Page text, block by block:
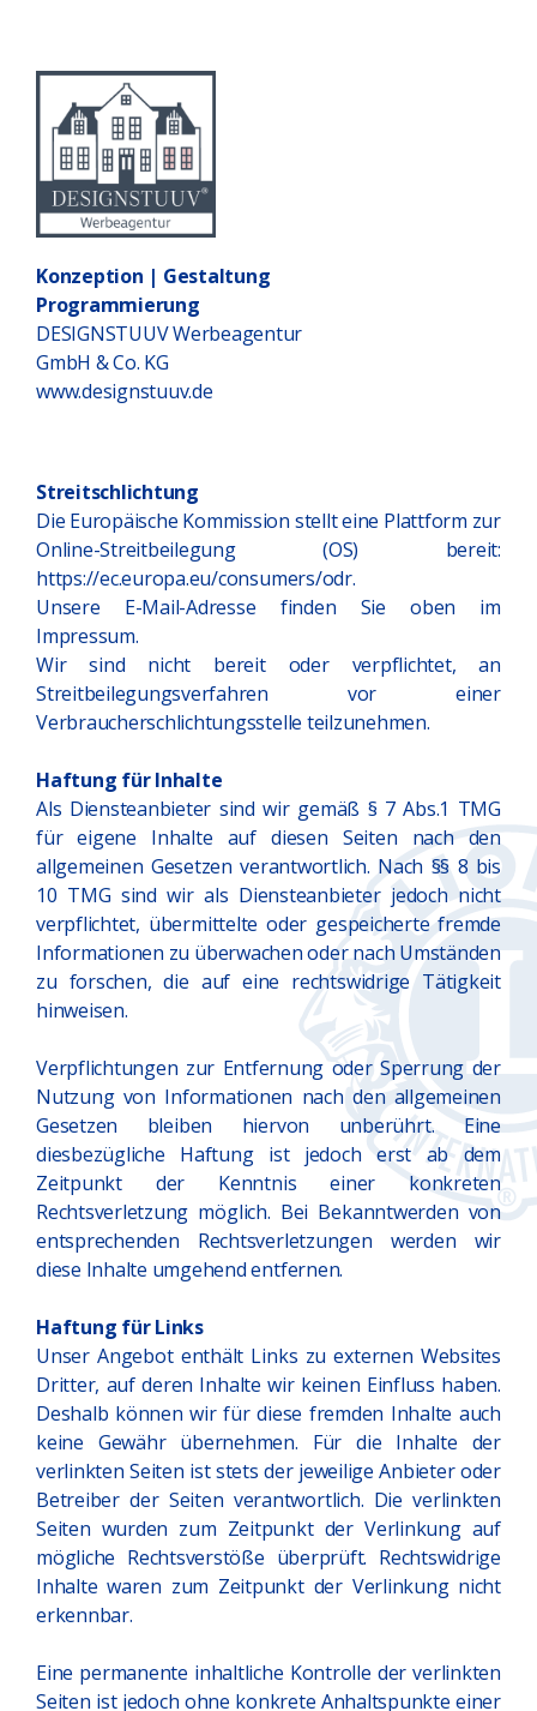
Konzeption | Gestaltung
Programmierung
DESIGNSTUUV Werbeagentur
GmbH & Co. KG
www.designstuuv.de
Streitschlichtung
Die Europäische Kommission stellt eine Plattform zur
Online-Streitbeilegung (OS) bereit:
https://ec.europa.eu/consumers/odr.
Unsere E-Mail-Adresse finden Sie oben im
Impressum.
Wir sind nicht bereit oder verpflichtet, an
Streitbeilegungsverfahren vor einer
Verbraucherschlichtungsstelle teilzunehmen.
Haftung für Inhalte
Als Diensteanbieter sind wir gemäß § 7 Abs.1 TMG
für eigene Inhalte auf diesen Seiten nach den
allgemeinen Gesetzen verantwortlich. Nach §§ 8 bis
10 TMG sind wir als Diensteanbieter jedoch nicht
verpflichtet, übermittelte oder gespeicherte fremde
Informationen zu überwachen oder nach Umständen
zu forschen, die auf eine rechtswidrige Tätigkeit
hinweisen.
Verpflichtungen zur Entfernung oder Sperrung der
Nutzung von Informationen nach den allgemeinen
Gesetzen bleiben hiervon unberührt. Eine
diesbezügliche Haftung ist jedoch erst ab dem
Zeitpunkt der Kenntnis einer konkreten
Rechtsverletzung möglich. Bei Bekanntwerden von
entsprechenden Rechtsverletzungen werden wir
diese Inhalte umgehend entfernen.
Haftung für Links
Unser Angebot enthält Links zu externen Websites
Dritter, auf deren Inhalte wir keinen Einfluss haben.
Deshalb können wir für diese fremden Inhalte auch
keine Gewähr übernehmen. Für die Inhalte der
verlinkten Seiten ist stets der jeweilige Anbieter oder
Betreiber der Seiten verantwortlich. Die verlinkten
Seiten wurden zum Zeitpunkt der Verlinkung auf
mögliche Rechtsverstöße überprüft. Rechtswidrige
Inhalte waren zum Zeitpunkt der Verlinkung nicht
erkennbar.
Eine permanente inhaltliche Kontrolle der verlinkten
Seiten ist jedoch ohne konkrete Anhaltspunkte einer